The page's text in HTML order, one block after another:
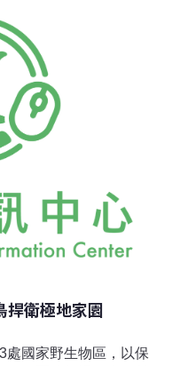
值，一起慶祝福爾摩莎
自然中的荒野有什麼價
究竟有何幫助呢？羅斯
到台幣2元，上市包裝
利大多是勞動成本而非
確可以使自然資源為人
於自然，才有被利用的
兆美元，可見自然資本
捍衛極地家園
處國家野生物區，以保